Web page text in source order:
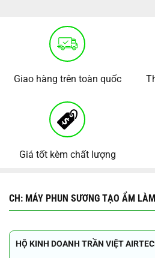
Giao hàng trên toàn quốc
Giá tốt kèm chất lượng
CH: MÁY PHUN SƯƠNG TẠO ẨM
HỘ KINH DOANH TRẦN VIỆT